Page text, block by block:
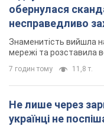
обернулася
несправедливо
Знаменитість вийшла
мережі та розставила
7 годин тому 11,8 т.
Не лише через
українці не